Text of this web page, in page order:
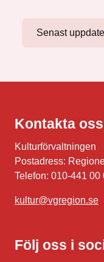
Senast
Kontakta oss
Kulturförvaltningen
Postadress:
Telefon: 010-441 00
kultur@vgregion.se
Följ oss i